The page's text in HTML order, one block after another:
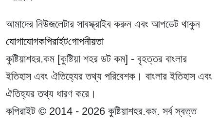
আমাদের নিউজলেটার সাবস্ক্রাইব করুন এবং আপডেট থাকুন
যোগাযোগকপিরাইটগোপনীয়তা
কুষ্টিয়াশহর.কম [কুষ্টিয়া শহর ডট কম] - বৃহত্তর বাংলার
ইতিহাস এবং ঐতিহ্যের তথ্য পরিবেশক। বাংলার ইতিহাস এবং
ঐতিহ্যর তথ্য ধারণ করে।
কপিরাইট © 2014 - 2026 কুষ্টিয়াশহর.কম. সর্ব স্বত্ত